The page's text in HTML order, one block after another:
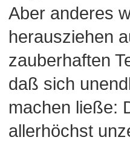
Aber anderes
herausziehen
zauberhaften
daß sich
machen ließe:
allerhöchst